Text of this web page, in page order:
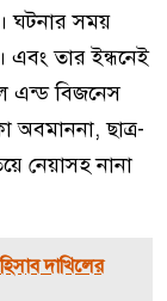
ঘটনার সময়
এবং তার ইন্ধনেই
এন্ড বিজনেস
অবমাননা, ছাত্র-
নেয়াসহ নানা
দাখিলের